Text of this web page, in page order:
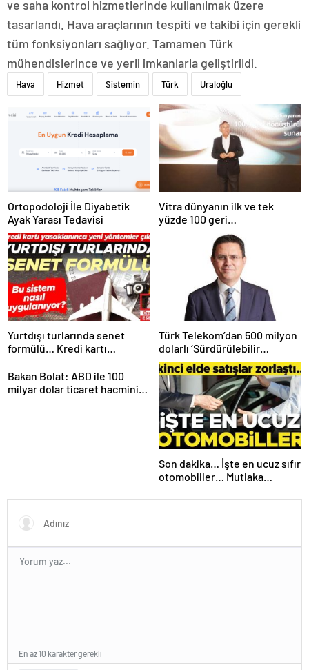
ve saha kontrol hizmetlerinde kullanılmak üzere
tasarlandı. Hava araçlarının tespiti ve takibi için gerekli
tüm fonksiyonları sağlıyor. Tamamen Türk
mühendislerince ve yerli imkanlarla geliştirildi.
Hava Hizmet Sistemin Türk Uraloğlu
Ortopodoloji İle Diyabetik
Ayak Yarası Tedavisi
Vitra dünyanın ilk ve tek
yüzde 100 geri
dönüştürülmüş seramik
lavabosunu üretti: En çevreci
lavabo Türkiye’den
Yurtdışı turlarında senet
formülü… Kredi kartı
çıktı
Türk Telekom’dan 500 milyon
dolarlı ‘Sürdürülebilir
Eurobond’ ihracı
Bakan Bolat: ABD ile 100
milyar dolar ticaret hacmini
Son dakika… İşte en ucuz sıfır
otomobiller… Mutlaka
En az 10 karakter gerekli